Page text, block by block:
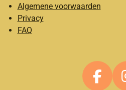
Algemene voorwaarden
Privacy
FAQ
F